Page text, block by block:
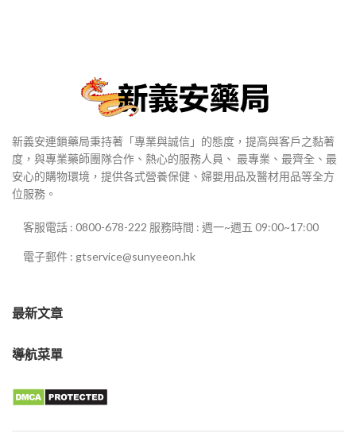
新義安連鎖藥局秉持著「專業與誠信」的態度，提高與客戶之黏著
度，與專業藥師團隊合作、熱心的服務人員、 最專業、最齊全、最
安心的購物環境，提供各式營養保健、婦嬰用品及醫材用品等全方
位服務。
客服電話 : 0800-678-222 服務時間 : 週一~週五 09:00~17:00
電子郵件 : gtservice@sunyeeon.hk
最新文章
導航菜單